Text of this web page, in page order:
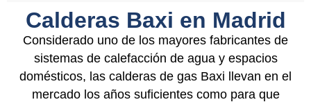
Calderas Baxi en Madrid
Considerado uno de los mayores fabricantes de
sistemas de calefacción de agua y espacios
domésticos, las calderas de gas Baxi llevan en el
mercado los años suficientes como para que